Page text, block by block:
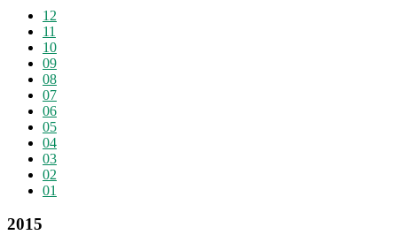
12
11
10
09
08
07
06
05
04
03
02
01
2015